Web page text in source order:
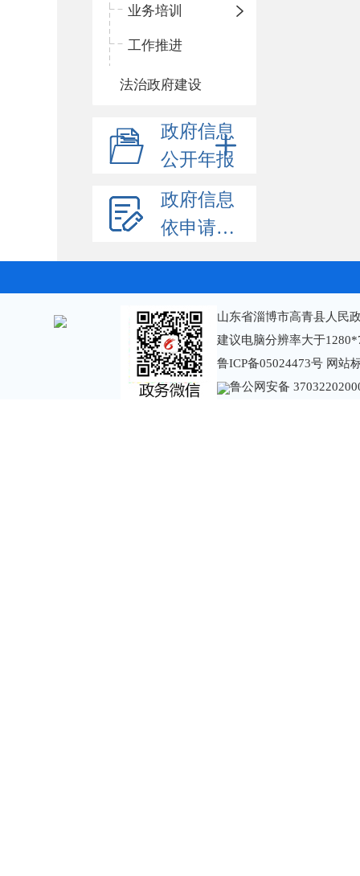
业务培训
工作推进
法治政府建设
政府信息
公开年报
政府信息
依申请公开
山东省淄博市高青县人民
建议电脑分辨率大于
鲁ICP备05024473号 网站
鲁公网安备